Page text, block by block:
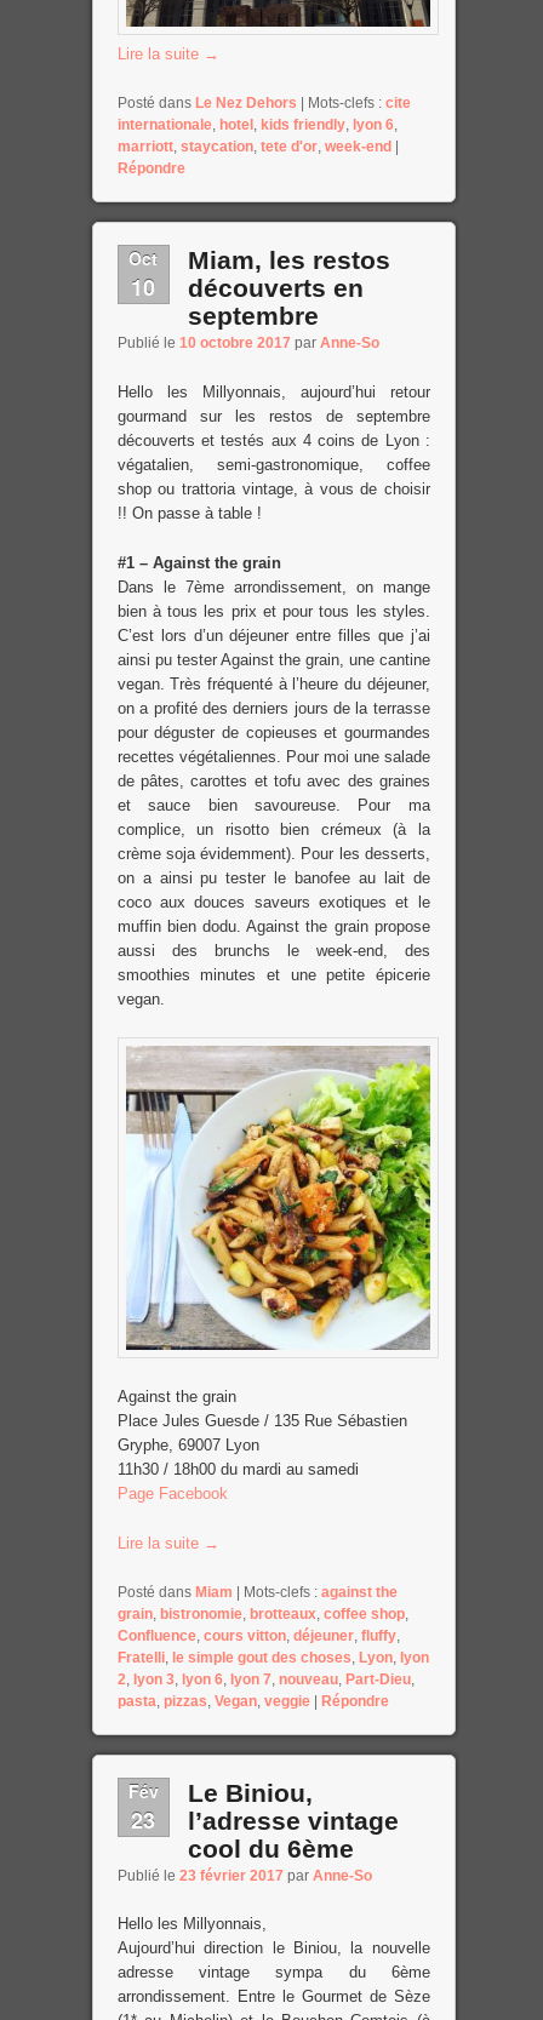
Lire la suite →
Posté dans Le Nez Dehors Mots-clefs : cite
internationale, hotel , kids friendly, lyon 6,
marriott, staycation, tete d'or, week-end
Répondre
Oct
10
Miam, les restos
découverts en
septembre
Publié le 10 octobre 2017 par Anne-So
Hello les Millyonnais, aujourd’hui retour
gourmand sur les restos de septembre
découverts et testés aux 4 coins de Lyon :
végatalien, semi-gastronomique, coffee
shop ou trattoria vintage, à vous de choisir
!! On passe à table !
#1 – Against the grain
Dans le 7ème arrondissement, on mange
bien à tous les prix et pour tous les styles.
C’est lors d’un déjeuner entre filles que j’ai
ainsi pu tester Against the grain, une cantine
vegan. Très fréquenté à l’heure du déjeuner,
on a profité des derniers jours de la terrasse
pour déguster de copieuses et gourmandes
recettes végétaliennes. Pour moi une salade
de pâtes, carottes et tofu avec des graines
et sauce bien savoureuse. Pour ma
complice, un risotto bien crémeux (à la
crème soja évidemment). Pour les desserts,
on a ainsi pu tester le banofee au lait de
coco aux douces saveurs exotiques et le
muffin bien dodu. Against the grain propose
aussi des brunchs le week-end, des
smoothies minutes et une petite épicerie
vegan.
Against the grain
Place Jules Guesde / 135 Rue Sébastien
Gryphe, 69007 Lyon
11h30 / 18h00 du mardi au samedi
Page Facebook
Lire la suite →
Posté dans Miam | Mots-clefs : against the
grain, bistronomie, brotteaux coffee shop,
Confluence, cours vitton, déjeuner, fluffy,
Fratelli, le simple gout des choses Lyon, lyon
2 lyon 3, lyon 6, lyon 7 nouveau, Part-Dieu,
pasta pizzas Vegan, veggie | Répondre
Fév
23
Le Biniou,
l’adresse vintage
cool du 6ème
Publié le 23 février 2017 par Anne-So
Hello les Millyonnais,
Aujourd’hui direction le Biniou, la nouvelle
adresse vintage sympa du 6ème
arrondissement. Entre le Gourmet de Sèze